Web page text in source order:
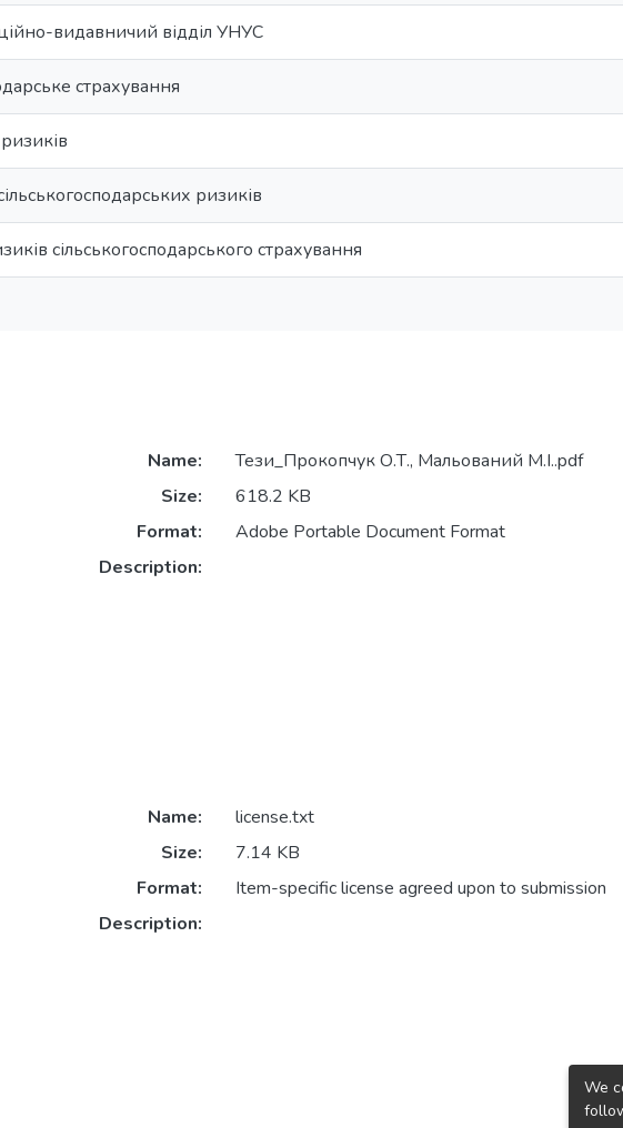
видавничий відділ УНУС
страхування
ризиків
сільськогосподарського страхування
Name:
Тези_Прокопчук О.Т., Мальований М.І..pdf
Size:
618.2 KB
Format:
Adobe Portable Document Format
Description:
Name:
license.txt
Size:
7.14 KB
Format:
Item-specific license agreed upon to submission
Description:
We